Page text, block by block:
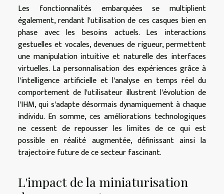
Les fonctionnalités embarquées se multiplient
également, rendant l'utilisation de ces casques bien en
phase avec les besoins actuels. Les interactions
gestuelles et vocales, devenues de rigueur, permettent
une manipulation intuitive et naturelle des interfaces
virtuelles. La personnalisation des expériences grâce à
l'intelligence artificielle et l'analyse en temps réel du
comportement de l'utilisateur illustrent l'évolution de
l'IHM, qui s'adapte désormais dynamiquement à chaque
individu. En somme, ces améliorations technologiques
ne cessent de repousser les limites de ce qui est
possible en réalité augmentée, définissant ainsi la
trajectoire future de ce secteur fascinant.
L'impact de la miniaturisation